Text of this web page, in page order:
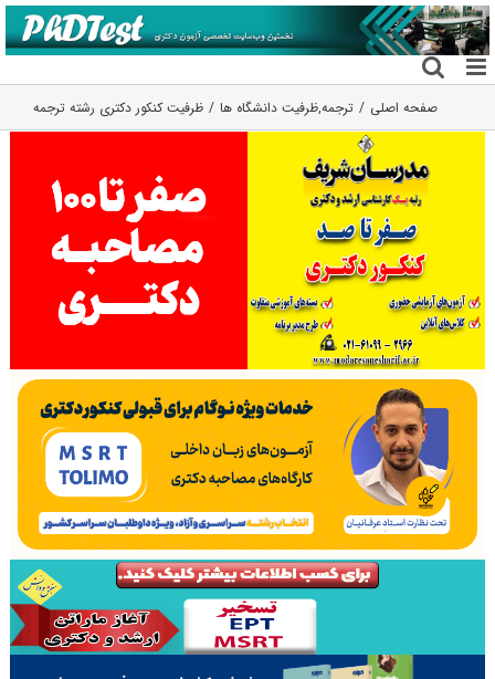
رفتن
به
محتوا
صفحه اصلی ترجمه,ظرفیت دانشگاه ها ظرفیت کنکور دکتری رشته ﺗﺮﺟﻤﻪ